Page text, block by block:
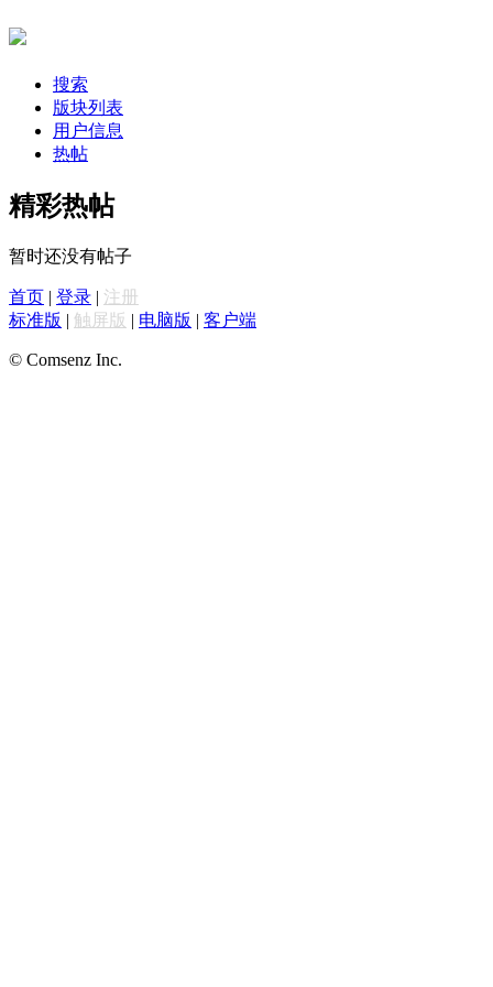
搜索
版块列表
用户信息
热帖
精彩热帖
暂时还没有帖子
首页 | 登录 | 注册
标准版 | 触屏版 | 电脑版 | 客户端
© Comsenz Inc.